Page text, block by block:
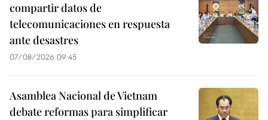
compartir datos de
telecomunicaciones en respuesta
ante desastres
07/08/2026 09:45
Asamblea Nacional de Vietnam
debate reformas para simplificar